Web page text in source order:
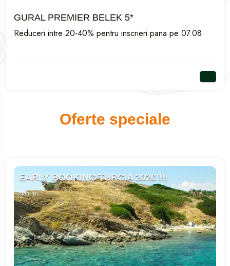
GURAL PREMIER BELEK 5*
Reduceri intre 20-40% pentru inscrieri pana pe 07.08
Oferte speciale
EARLY BOOKING TURCIA 2026 !!!
statiuni
Antalya - Alanya
Antalya - Side